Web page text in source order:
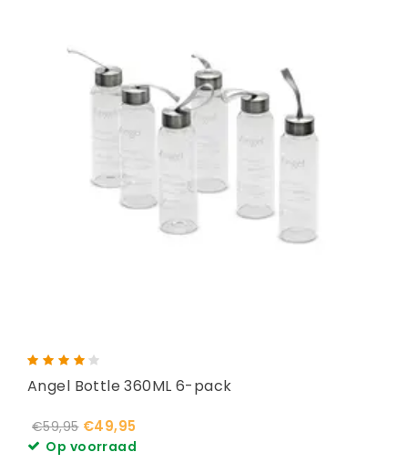
Angel Bottle 360ML 6-pack
€59,95 €49,95
Op voorraad